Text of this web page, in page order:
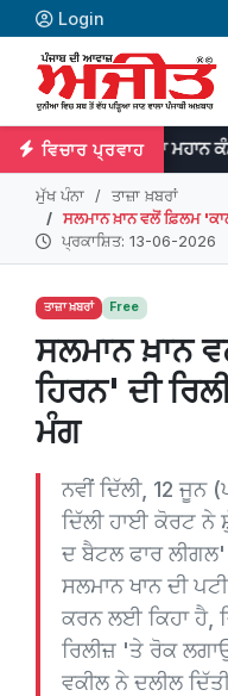
Login
ਵਿਚਾਰ ਪ੍ਰਵਾਹ
ਪ੍ਰਤਿਭਾ ਮਹਾਨ ਕੰਮਾਂ ਦਾ
ਮੁੱਖ ਪੰਨਾ
ਤਾਜ਼ਾ ਖ਼ਬਰਾਂ
ਸਲਮਾਨ ਖ਼ਾਨ ਵਲੋਂ ਫ਼ਿਲਮ
ਪ੍ਰਕਾਸ਼ਿਤ: 13-06-2026
ਤਾਜ਼ਾ ਖ਼ਬਰਾਂ Free
ਸਲਮਾਨ ਖ਼ਾਨ
ਹਿਰਨ' ਦੀ
ਮੰਗ
ਨਵੀਂ ਦਿੱਲੀ, 12
ਦਿੱਲੀ ਹਾਈ ਕੋਰਟ ਨੇ
ਦ ਬੈਟਲ ਫਾਰ ਲੀਗਲ'
ਸਲਮਾਨ ਖਾਨ ਦੀ
ਕਰਨ ਲਈ ਕਿਹਾ ਹੈ,
ਰਿਲੀਜ਼ 'ਤੇ ਰੋਕ
ਵਕੀਲ ਨੇ ਦਲੀਲ